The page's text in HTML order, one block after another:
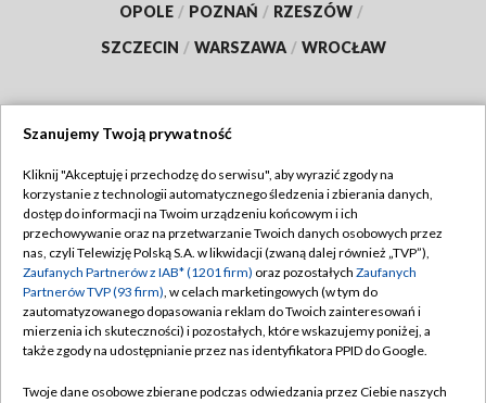
OPOLE / POZNAŃ / RZESZÓW /
SZCZECIN / WARSZAWA / WROCŁAW
TVP
Abonament TVP
Emisja w TVP
Centrum informacji TVP
Naziemna Telewizja Cyfrowa
Regulamin TVP
Polityka prywatności
Moje zgody
Pomoc
Szanujemy Twoją prywatność
Kliknij "Akceptuję i przechodzę do serwisu", aby wyrazić zgody na
korzystanie z technologii automatycznego śledzenia i zbierania danych,
dostęp do informacji na Twoim urządzeniu końcowym i ich
przechowywanie oraz na przetwarzanie Twoich danych osobowych przez
nas, czyli Telewizję Polską S.A. w likwidacji (zwaną dalej również „TVP”),
Zaufanych Partnerów z IAB* (1201 firm) oraz pozostałych Zaufanych
Partnerów TVP (93 firm), w celach marketingowych (w tym do
zautomatyzowanego dopasowania reklam do Twoich zainteresowań i
mierzenia ich skuteczności) i pozostałych, które wskazujemy poniżej, a
także zgody na udostępnianie przez nas identyfikatora PPID do Google.
Twoje dane osobowe zbierane podczas odwiedzania przez Ciebie naszych